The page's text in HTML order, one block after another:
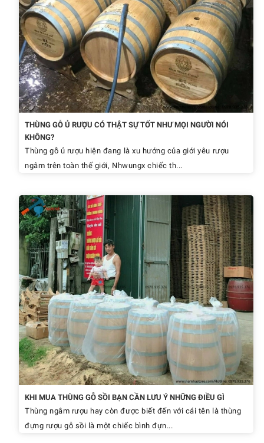
THÙNG GỖ Ủ RƯỢU CÓ THẬT SỰ TỐT NHƯ MỌI NGƯỜI NÓI
KHÔNG?
Thùng gỗ ủ rượu hiện đang là xu hướng của giới yêu rượu
ngâm trên toàn thế giới, Nhwungx chiếc th...
KHI MUA THÙNG GỖ SỒI BẠN CẦN LƯU Ý NHỮNG ĐIỀU GÌ
Thùng ngâm rượu hay còn được biết đến với cái tên là thùng
đựng rượu gỗ sồi là một chiếc bình đựn...